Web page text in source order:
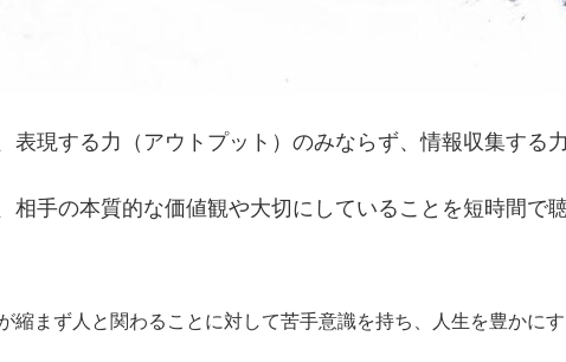
表現する力（アウトプット）のみならず、情報収集する
相手の本質的な価値観や大切にしていることを短時間で
縮まず人と関わることに対して苦手意識を持ち、人生を豊かに